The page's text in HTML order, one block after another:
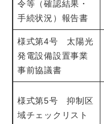
令等（確認結果・
手続状況）報告書
様式第4号 太陽光
発電設備設置事業
事前協議書
様式第5号 抑制区
域チェックリスト